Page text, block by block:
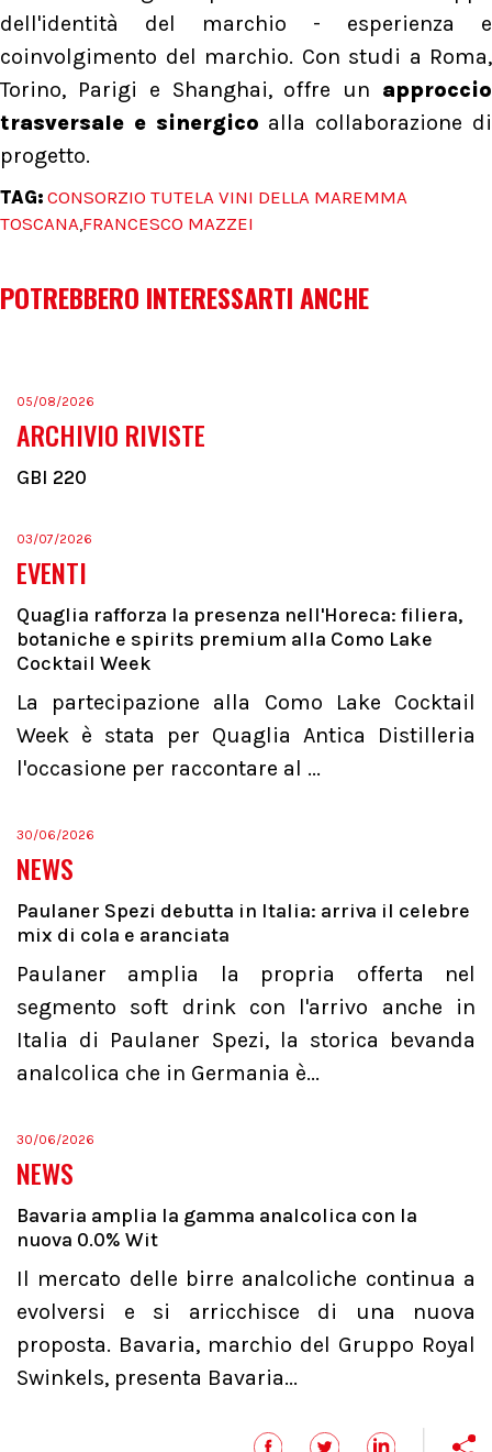
dell'identità del marchio - esperienza e
coinvolgimento del marchio. Con studi a Roma,
Torino, Parigi e Shanghai, offre un approccio
trasversale e sinergico alla collaborazione di
progetto.
TAG: CONSORZIO TUTELA VINI DELLA MAREMMA
TOSCANA,FRANCESCO MAZZEI
POTREBBERO INTERESSARTI ANCHE
05/08/2026
ARCHIVIO RIVISTE
GBI 220
03/07/2026
EVENTI
Quaglia rafforza la presenza nell'Horeca: filiera,
botaniche e spirits premium alla Como Lake
Cocktail Week
La partecipazione alla Como Lake Cocktail
Week è stata per Quaglia Antica Distilleria
l'occasione per raccontare al ...
30/06/2026
NEWS
Paulaner Spezi debutta in Italia: arriva il celebre
mix di cola e aranciata
Paulaner amplia la propria offerta nel
segmento soft drink con l'arrivo anche in
Italia di Paulaner Spezi, la storica bevanda
analcolica che in Germania è...
30/06/2026
NEWS
Bavaria amplia la gamma analcolica con la
nuova 0.0% Wit
Il mercato delle birre analcoliche continua a
evolversi e si arricchisce di una nuova
proposta. Bavaria, marchio del Gruppo Royal
Swinkels, presenta Bavaria...